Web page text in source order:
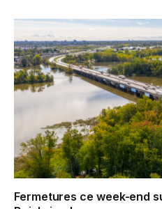
Fermetures ce week-end